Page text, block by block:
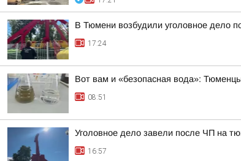
В Тюмени возбудили уголовное дело
17:24
Вот вам и «безопасная вода»:
08:51
Уголовное дело завели после ЧП на
16:57